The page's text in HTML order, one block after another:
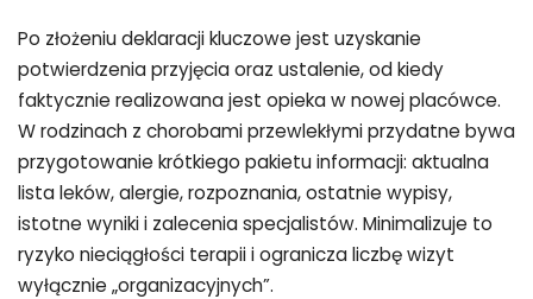
Po złożeniu deklaracji kluczowe jest uzyskanie
potwierdzenia przyjęcia oraz ustalenie, od kiedy
faktycznie realizowana jest opieka w nowej placówce.
W rodzinach z chorobami przewlekłymi przydatne bywa
przygotowanie krótkiego pakietu informacji: aktualna
lista leków, alergie, rozpoznania, ostatnie wypisy,
istotne wyniki i zalecenia specjalistów. Minimalizuje to
ryzyko nieciągłości terapii i ogranicza liczbę wizyt
wyłącznie „organizacyjnych”.